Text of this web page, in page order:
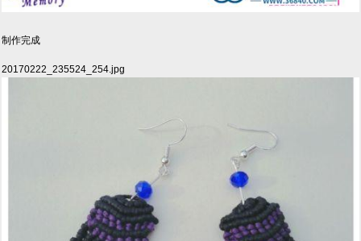
制作完成
20170222_235524_254.jpg